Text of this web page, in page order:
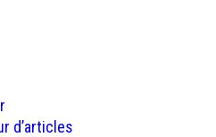
d’articles